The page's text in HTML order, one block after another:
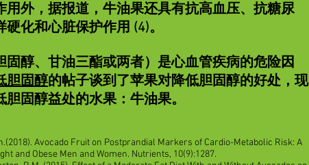
外，据报道，牛油果还具有抗高血压、抗糖尿
化和心脏保护作用 (4)。
醇、甘油三酯或两者）是心血管疾病的危险因
胆固醇的帖子谈到了苹果对降低胆固醇的好处，现
固醇益处的水果：牛油果。
Avocado Fruit on Postprandial Markers of Cardio-Metabolic Risk: A
and Obese Men and Women. Nutrients, 10(9):1287.